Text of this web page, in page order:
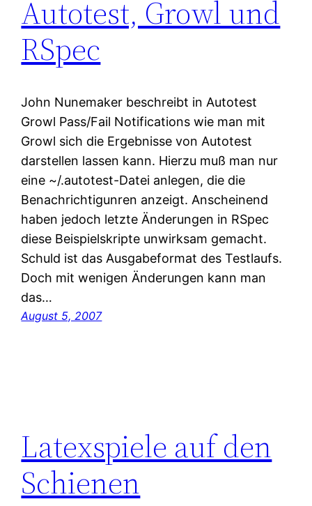
Autotest, Growl und
RSpec
John Nunemaker beschreibt in Autotest
Growl Pass/Fail Notifications wie man mit
Growl sich die Ergebnisse von Autotest
darstellen lassen kann. Hierzu muß man nur
eine ~/.autotest-Datei anlegen, die die
Benachrichtigunren anzeigt. Anscheinend
haben jedoch letzte Änderungen in RSpec
diese Beispielskripte unwirksam gemacht.
Schuld ist das Ausgabeformat des Testlaufs.
Doch mit wenigen Änderungen kann man
das…
August 5, 2007
Latexspiele auf den
Schienen